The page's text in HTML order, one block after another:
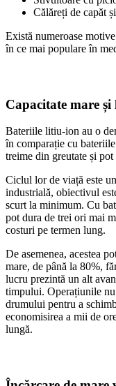
Călăreți de capăt
Există numeroase
în ce mai populare în
Capacitate mare și
Bateriile litiu-ion au o
în comparație cu
treime din greutate și pot
Ciclul lor de viață este
industrială, obiectivul
scurt la minimum. Cu
pot dura de trei ori mai
costuri pe termen lung.
De asemenea, acestea
mare, de până la 80%,
lucru prezintă un alt
timpului. Operațiunile nu
drumului pentru a
economisirea a mii de
lungă.